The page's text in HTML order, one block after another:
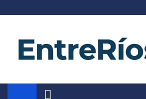
Noticias de Entre
Información de toda la provincia ahora